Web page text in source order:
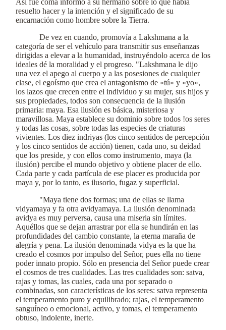
Así fue coma informó a su hermano sobre lo que había
resuelto hacer y la intención y el significado de su
encarnación como hombre sobre la Tierra.
De vez en cuando, promovía a Lakshmana a la
categoría de ser el vehículo para transmitir sus enseñanzas
dirigidas a elevar a la humanidad, instruyéndolo acerca de los
ideales dé la moralidad y el progreso. "Lakshmana le dijo
una vez el apego al cuerpo y a las posesiones de cualquier
clase, el egoísmo que crea el antagonismo de «tú» y «yo»,
los lazos que crecen entre el individuo y su mujer, sus hijos y
sus propiedades, todos son consecuencia de la ilusión
primaria: maya. Esa ilusión es básica, misteriosa y
maravillosa. Maya establece su dominio sobre todos !os seres
y todas las cosas, sobre todas las especies de criaturas
vivientes. Los diez indriyas (los cinco sentidos de percepción
y los cinco sentidos de acción) tienen, cada uno, su deidad
que los preside, y con ellos como instrumento, maya (la
ilusión) percibe el mundo objetivo y obtiene placer de ello.
Cada parte y cada partícula de ese placer es producida por
maya y, por lo tanto, es ilusorio, fugaz y superficial.
"Maya tiene dos formas; una de ellas se llama
vidyamaya y fa otra avidyamaya. La ilusión denominada
avidya es muy perversa, causa una miseria sin límites.
Aquéllos que se dejan arrastrar por ella se hundirán en las
profundidades del cambio constante, la eterna maraña de
alegría y pena. La ilusión denominada vidya es la que ha
creado el cosmos por impulso del Señor, pues ella no tiene
poder innato propio. Sólo en presencia del Señor puede crear
el cosmos de tres cualidades. Las tres cualidades son: satva,
rajas y tomas, las cuales, cada una por separado o
combinadas, son características de los seres: satva representa
el temperamento puro y equilibrado; rajas, el temperamento
sanguíneo o emocional, activo, y tomas, el temperamento
obtuso, indolente, inerte.